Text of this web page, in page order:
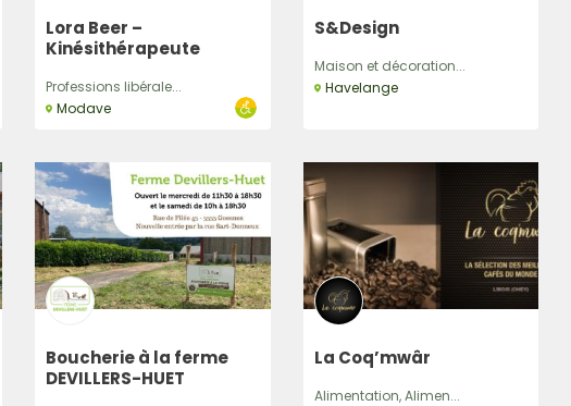
Lora Beer –
Kinésithérapeute
Professions libérale...
Modave
S&Design
Maison et décoration...
Havelange
Boucherie à la ferme
DEVILLERS-HUET
La Coq’mwâr
Alimentation, Alimen...